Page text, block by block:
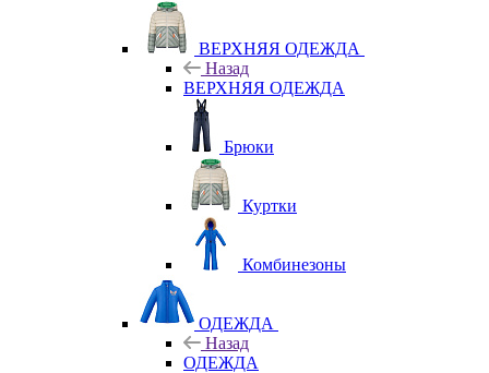
ВЕРХНЯЯ ОДЕЖДА
Назад
ВЕРХНЯЯ ОДЕЖДА
Брюки
Куртки
Комбинезоны
ОДЕЖДА
Назад
ОДЕЖДА